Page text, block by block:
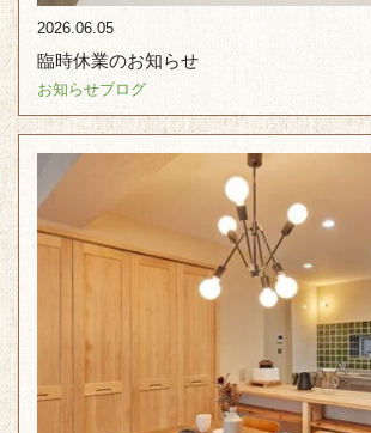
2026.06.05
臨時休業のお知らせ
お知らせブログ